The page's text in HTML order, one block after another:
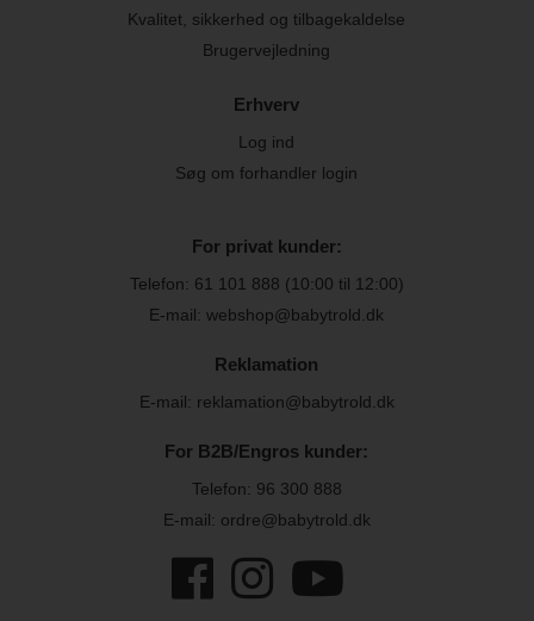
Kvalitet, sikkerhed og tilbagekaldelse
Brugervejledning
Erhverv
Log ind
Søg om forhandler login
For privat kunder:
Telefon: 61 101 888 (10:00 til 12:00)
E-mail: webshop@babytrold.dk
Reklamation
E-mail: reklamation@babytrold.dk
For B2B/Engros kunder:
Telefon: 96 300 888
E-mail: ordre@babytrold.dk